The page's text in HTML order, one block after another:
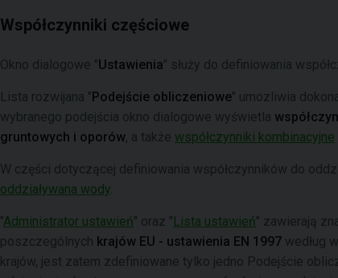
Współczynniki częściowe
Okno dialogowe "Ustawienia" służy do definiowania
Lista rozwijana "Podejście obliczeniowe" umozliwia
wybranego podejścia okno dialogowe wyświetla
gruntowych i oporów, a także współczynniki kombinacyjne
W części dotyczącej definiowania współczynników do
oddziaływana wody
"Administrator ustawień" oraz "Lista ustawień" zawierają
poszczególnych krajów EU - ustawienia EN 1997 według
krajów, jest zatem zdefiniowane tylko jedno Podejście